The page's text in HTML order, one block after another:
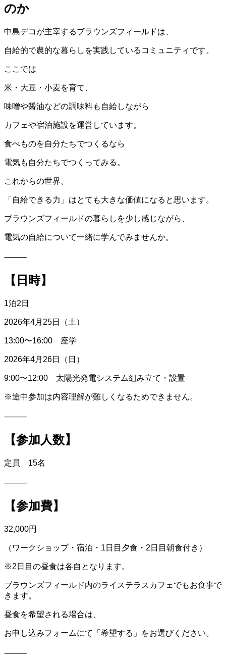
のか
中島デコが主宰するブラウンズフィールドは、
自給的で農的な暮らしを実践しているコミュニティです。
ここでは
米・大豆・小麦を育て、
味噌や醤油などの調味料も自給しながら
カフェや宿泊施設を運営しています。
食べものを自分たちでつくるなら
電気も自分たちでつくってみる。
これからの世界、
「自給できる力」はとても大きな価値になると思います。
ブラウンズフィールドの暮らしを少し感じながら、
電気の自給について一緒に学んでみませんか。
⸻
【日時】
1泊2日
2026年4月25日（土）
13:00〜16:00 座学
2026年4月26日（日）
9:00〜12:00 太陽光発電システム組み立て・設置
※途中参加は内容理解が難しくなるためできません。
⸻
【参加人数】
定員 15名
⸻
【参加費】
32,000円
（ワークショップ・宿泊・1日目夕食・2日目朝食付き）
※2日目の昼食は各自となります。
ブラウンズフィールド内のライステラスカフェでもお食事で
きます。
昼食を希望される場合は、
お申し込みフォームにて「希望する」をお選びください。
⸻